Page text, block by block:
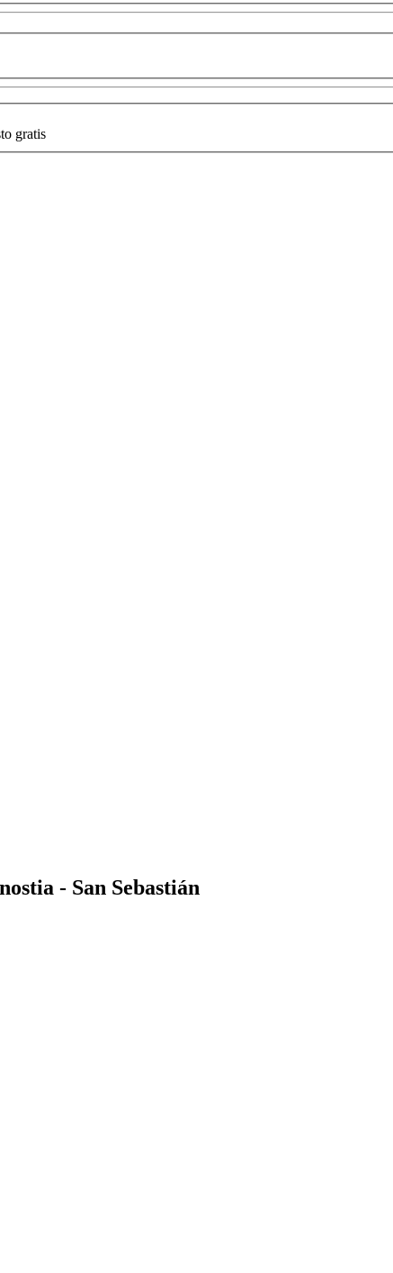
gratis
- San Sebastián